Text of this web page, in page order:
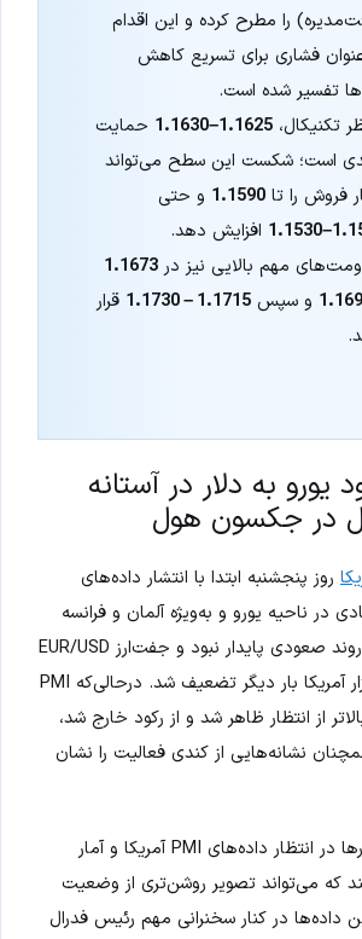
را مطرح کرده و این اقدام
فشاری برای تسریع کاهش
تفسیر شده است.
تکنیکال،1.1625–1.1630
حمایت
است؛ شکست این سطح می‌تواند
فروش را تا1.1590 و حتی
افزایش دهد.
مهم بالایی نیز در1.1673
و سپس1.1715 – 1.1730
قرار
به دلار در آستانه
در جکسون هول
روز پنجشنبه ابتدا با انتشار داده‌های
در ناحیه یورو و به‌ویژه آلمان و فرانسه
تقویت شد، اما این روند صعودی پایدار نبود و جفت‌ارز EUR/USD
پیش از بازگشایی بازار آمریکا بار دیگر تضعیف شد. درحالی‌که PMI
از انتظار ظاهر شد و از رکود خارج شد،
نشانه‌هایی از کندی فعالیت را نشان
در سطح جهانی، بازارها در انتظار داده‌های PMI آمریکا و آمار
که می‌تواند تصویر روشن‌تری از وضعیت
داده‌ها در کنار سخنرانی مهم رئیس فدرال